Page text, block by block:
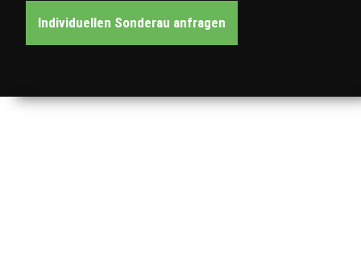
Individuellen Sonderau anfragen